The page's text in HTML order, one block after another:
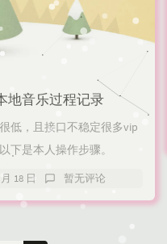
地音乐过程记录
低，且接口不稳定很多vip
下是本人操作步骤。
18 日 暂无评论